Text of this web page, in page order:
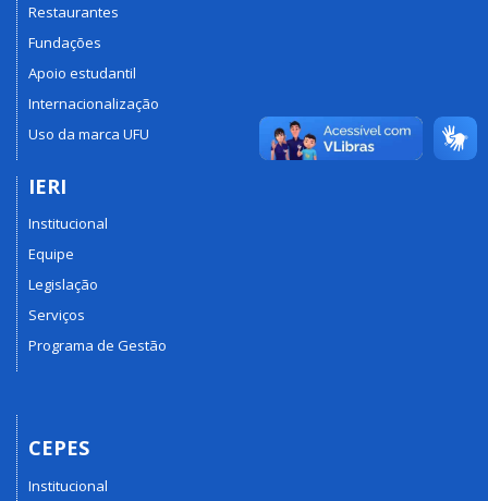
Restaurantes
Fundações
Apoio estudantil
Internacionalização
Uso da marca UFU
IERI
Institucional
Equipe
Legislação
Serviços
Programa de Gestão
CEPES
Institucional